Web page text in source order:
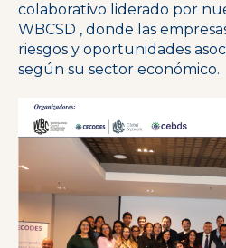
colaborativo liderado por
WBCSD , donde las
riesgos y oportunidades
según su sector económico.